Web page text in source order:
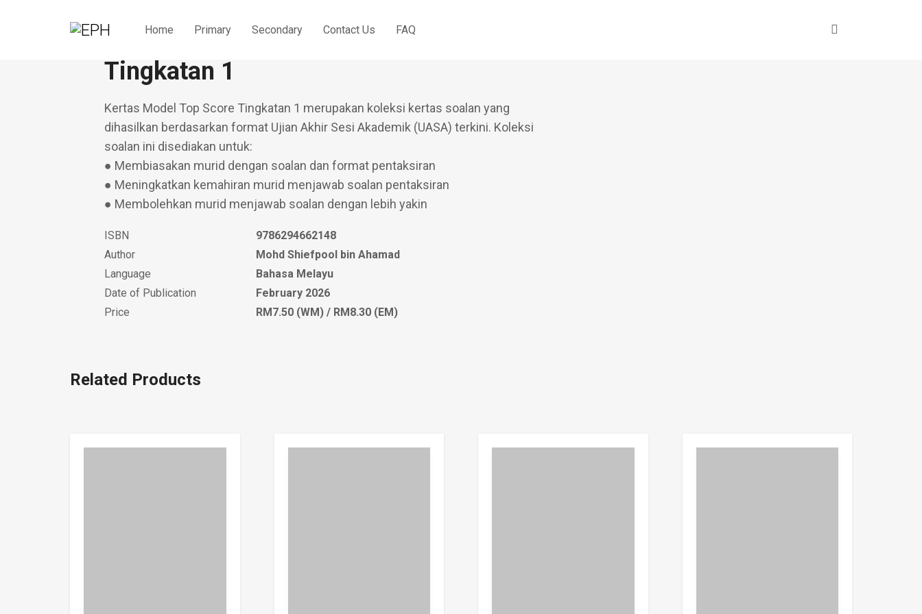
Home Primary Secondary Contact Us FAQ
Kertas Model Top Score Geografi
Tingkatan 1
Kertas Model Top Score Tingkatan 1 merupakan koleksi kertas soalan yang
dihasilkan berdasarkan format Ujian Akhir Sesi Akademik (UASA) terkini. Koleksi
soalan ini disediakan untuk:
● Membiasakan murid dengan soalan dan format pentaksiran
● Meningkatkan kemahiran murid menjawab soalan pentaksiran
● Membolehkan murid menjawab soalan dengan lebih yakin
ISBN
9786294662148
Author
Mohd Shiefpool bin Ahamad
Language
Bahasa Melayu
Date of Publication
February 2026
Price
RM7.50 (WM) / RM8.30 (EM)
Related Products